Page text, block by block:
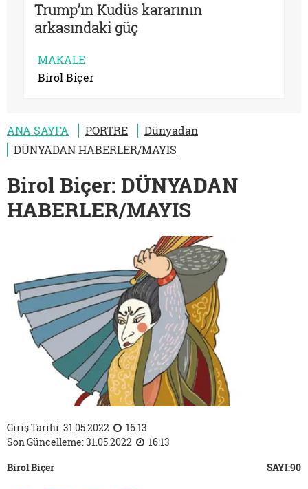
Trump’ın Kudüs kararının
arkasındaki güç
MAKALE
Birol Biçer
ANA SAYFA PORTRE
Dünyadan
DÜNYADAN HABERLER/MAYIS
Birol Biçer: DÜNYADAN
HABERLER/MAYIS
Giriş Tarihi: 31.05.2022
16:13
Son Güncelleme: 31.05.2022
16:13
Birol Biçer
SAYI:90